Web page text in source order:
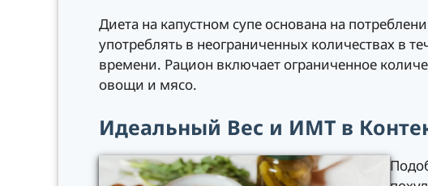
Диета на капустном супе основана на
употреблять в неограниченных количествах в
времени. Рацион включает ограниченное
овощи и мясо.
Идеальный Вес и ИМТ в